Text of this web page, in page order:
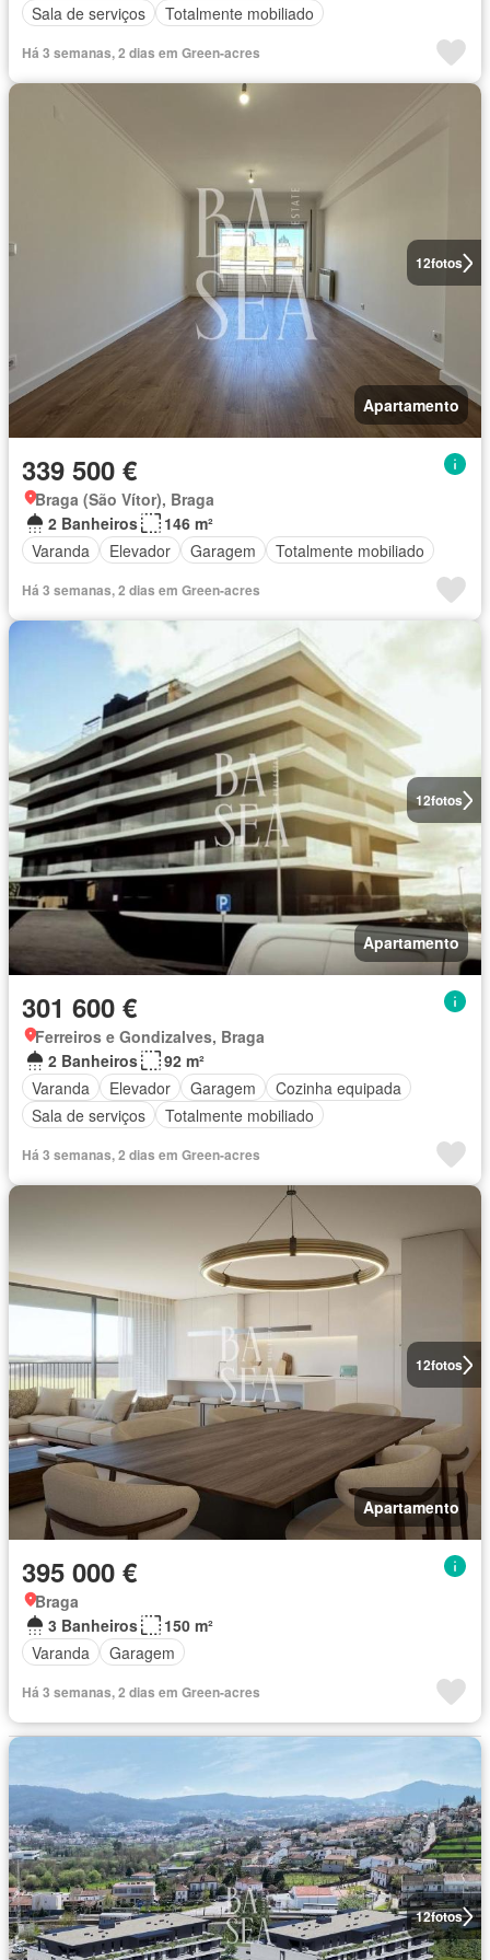
Sala de serviços
Totalmente mobiliado
Há 3 semanas, 2 dias em Green-acres
12fotos
Apartamento
339 500 €
Braga (São Vítor), Braga
2 Banheiros
146 m²
Varanda
Elevador Garagem Totalmente mobiliado
Há 3 semanas, 2 dias em Green-acres
12fotos
Apartamento
301 600 €
Ferreiros e Gondizalves, Braga
2 Banheiros
92 m²
Varanda
Elevador Garagem
Cozinha equipada
Sala de serviços
Totalmente mobiliado
Há 3 semanas, 2 dias em Green-acres
12fotos
Apartamento
395 000 €
Braga
3 Banheiros
150 m²
Varanda
Garagem
Há 3 semanas, 2 dias em Green-acres
12fotos